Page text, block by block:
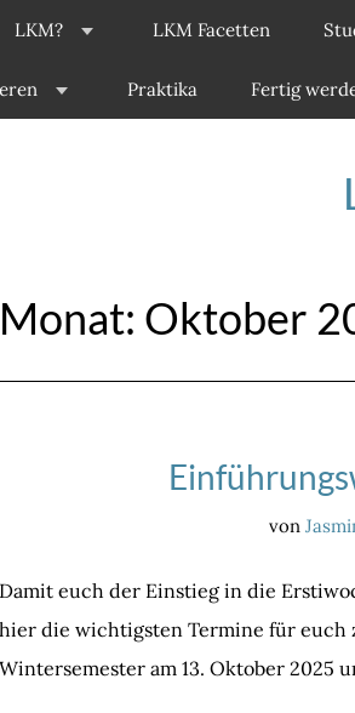
LKM? LKM Facetten
Praktika Fertig
Monat: Oktober
von
Damit euch der Einstieg in die
hier die wichtigsten Termine für euch
Wintersemester am 13. Oktober 2025